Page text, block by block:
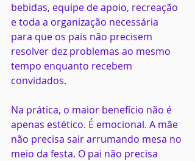
bebidas, equipe de apoio, recreação
e toda a organização necessária
para que os pais não precisem
resolver dez problemas ao mesmo
tempo enquanto recebem
convidados.
Na prática, o maior benefício não é
apenas estético. É emocional. A mãe
não precisa sair arrumando mesa no
meio da festa. O pai não precisa